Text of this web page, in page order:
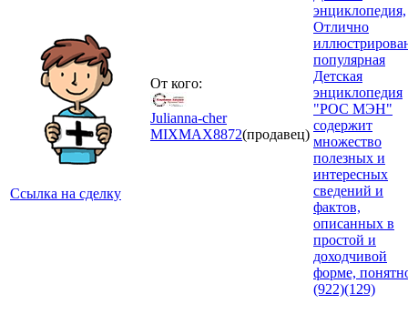
Ссылка на сделку
От кого:
Julianna-cher
MIXMAX8872(продавец)
энциклопедия,
Отлично
популярная
Детская
энциклопедия
"РОС МЭН"
содержит
множество
полезных и
интересных
сведений и
фактов,
описанных в
простой и
доходчивой
форме,
(922)(129)